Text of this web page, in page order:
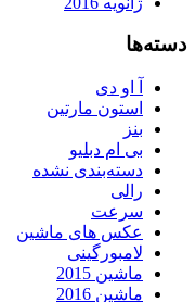
دسته‌ها
آ او دی
استون مارتین
بنز
بی ام دبلیو
دسته‌بندی نشده
رالی
سرعت
عکس های ماشین
لامبورگینی
ماشین 2015
ماشین 2016